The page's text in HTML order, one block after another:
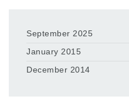
September 2025
January 2015
December 2014